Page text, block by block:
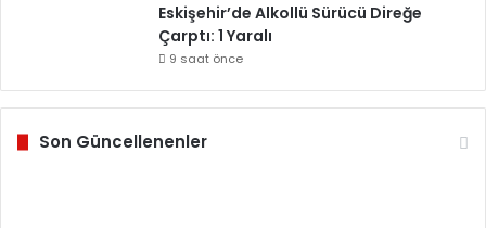
Eskişehir’de Alkollü Sürücü Direğe
Çarptı: 1 Yaralı
9 saat önce
Son Güncellenenler